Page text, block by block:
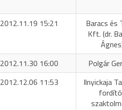
2012.11.19 15:21
Baracs és
Kft. (dr.
2012.11.30 16:00
Polgár
2012.12.06 11:53
Ilnyickaja